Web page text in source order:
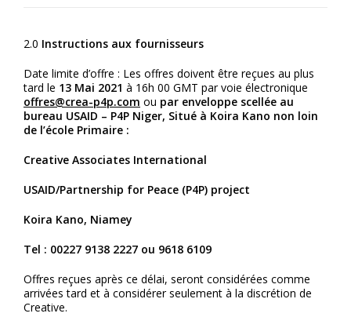
2.0 Instructions aux fournisseurs
Date limite d’offre : Les offres doivent être reçues au plus
tard le 13 Mai 2021 à 16h 00 GMT par voie électronique
offres@crea-p4p.com ou par enveloppe scellée au
bureau USAID – P4P Niger, Situé à Koira Kano non loin
de l’école Primaire :
Creative Associates International
USAID/Partnership for Peace (P4P) project
Koira Kano, Niamey
Tel : 00227 9138 2227 ou 9618 6109
Offres reçues après ce délai, seront considérées comme
arrivées tard et à considérer seulement à la discrétion de
Creative.